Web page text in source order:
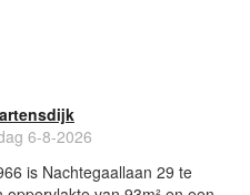
6-8-2026
is Nachtegaallaan 29 te